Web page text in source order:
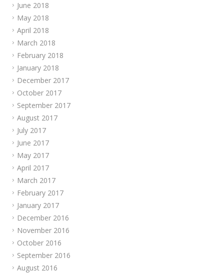
June 2018
May 2018
April 2018
March 2018
February 2018
January 2018
December 2017
October 2017
September 2017
August 2017
July 2017
June 2017
May 2017
April 2017
March 2017
February 2017
January 2017
December 2016
November 2016
October 2016
September 2016
August 2016